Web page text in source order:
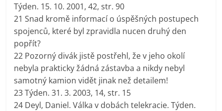
Týden. 15. 10. 2001, 42, str. 90
21 Snad kromě informací o úspěšných postupech
spojenců, které byl zpravidla nucen druhý den
popřít?
22 Pozorný divák jistě postřehl, že v jeho okolí
nebyla prakticky žádná zástavba a nikdy nebyl
samotný kamion vidět jinak než detailem!
23 Týden. 31. 3. 2003, 14, str. 15
24 Deyl, Daniel. Válka v dobách telekracie. Týden.